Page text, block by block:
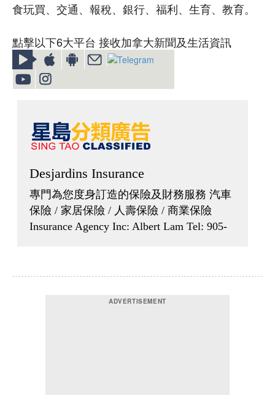
食玩買、交通、報稅、銀行、福利、生育、教育。
點擊以下6大平台 接收加拿大新聞及生活資訊